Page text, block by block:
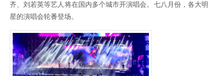
齐、刘若英等艺人将在国内多个城市开演唱会。七八月份，各大明
星的演唱会轮番登场。